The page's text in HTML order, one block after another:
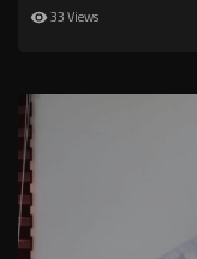
33 Views